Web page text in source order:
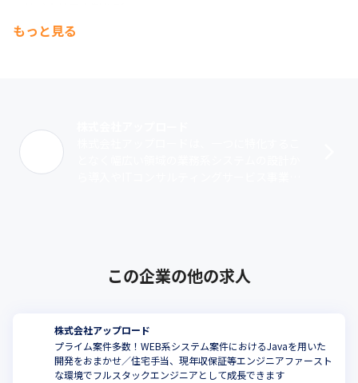
・株式会社TSI
もっと見る
この企業の他の求人
株式会社アップロード
プライム案件多数！WEB系システム案件におけるJavaを用いた
開発をおまかせ／住宅手当、現年収保証等エンジニアファースト
な環境でフルスタックエンジニアとして成長できます